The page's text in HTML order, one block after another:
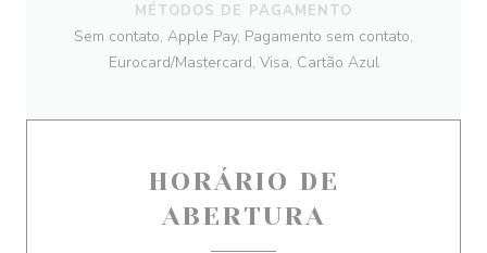
MÉTODOS DE PAGAMENTO
Sem contato, Apple Pay, Pagamento sem contato,
Eurocard/Mastercard, Visa, Cartão Azul
HORÁRIO DE
ABERTURA